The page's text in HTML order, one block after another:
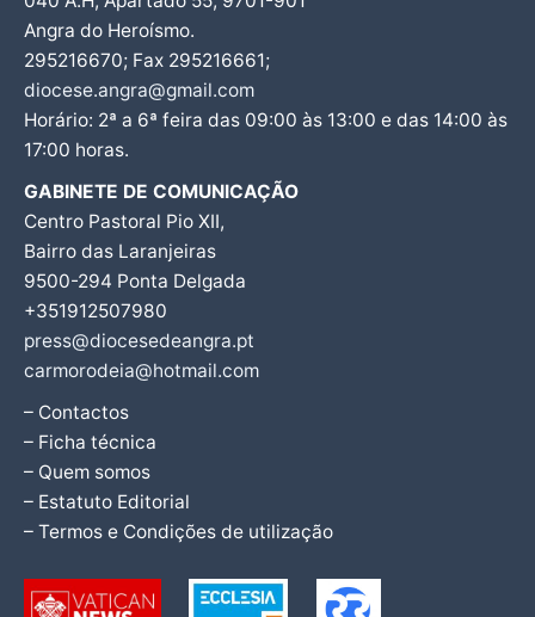
Angra do Heroísmo.
295216670; Fax 295216661;
diocese.angra@gmail.com
Horário: 2ª a 6ª feira das 09:00 às 13:00 e das 14:00 às
17:00 horas.
GABINETE DE COMUNICAÇÃO
Centro Pastoral Pio XII,
Bairro das Laranjeiras
9500-294 Ponta Delgada
+351912507980
press@diocesedeangra.pt
carmorodeia@hotmail.com
– Contactos
– Ficha técnica
– Quem somos
– Estatuto Editorial
– Termos e Condições de utilização